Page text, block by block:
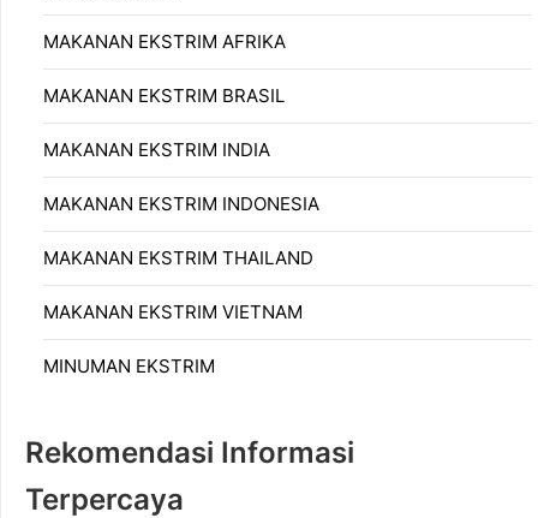
MAKANAN EKSTRIM AFRIKA
MAKANAN EKSTRIM BRASIL
MAKANAN EKSTRIM INDIA
MAKANAN EKSTRIM INDONESIA
MAKANAN EKSTRIM THAILAND
MAKANAN EKSTRIM VIETNAM
MINUMAN EKSTRIM
Rekomendasi Informasi
Terpercaya